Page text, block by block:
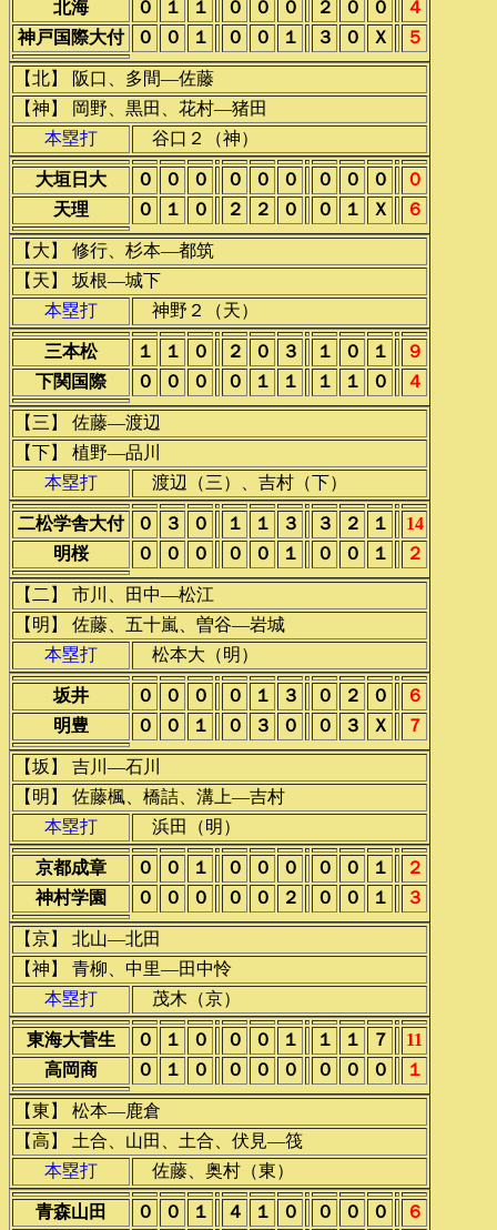
北海 ０ １ １ ０ ０ ０ ２ ０ ０
４
神戸国際大付
０ ０ １ ０ ０ １ ３ ０ Ｘ ５
【北】 阪口、多間―佐藤
【神】 岡野、黒田、花村―猪田
本塁打
谷口２（神）
大垣日大 ０ ０ ０ ０ ０ ０ ０ ０ ０
０
天理
０ １ ０ ２ ２ ０ ０ １ Ｘ ６
【大】 修行、杉本―都筑
【天】 坂根―城下
本塁打
神野２（天）
三本松 １ １ ０ ２ ０ ３ １ ０ １
９
下関国際
０ ０ ０ ０ １ １ １ １ ０ ４
【三】 佐藤―渡辺
【下】 植野―品川
本塁打
渡辺（三）、吉村（下）
二松学舎大付 ０ ３ ０ １ １ ３ ３ ２ １
14
明桜
０ ０ ０ ０ ０ １ ０ ０ １ ２
【二】 市川、田中―松江
【明】 佐藤、五十嵐、曽谷―岩城
本塁打
松本大（明）
坂井 ０ ０ ０ ０ １ ３ ０ ２ ０
６
明豊
０ ０ １ ０ ３ ０ ０ ３ Ｘ ７
【坂】 吉川―石川
【明】 佐藤楓、橋詰、溝上―吉村
本塁打
浜田（明）
京都成章 ０ ０ １ ０ ０ ０ ０ ０ １
２
神村学園
０ ０ ０ ０ ０ ２ ０ ０ １ ３
【京】 北山―北田
【神】 青柳、中里―田中怜
本塁打
茂木（京）
東海大菅生 ０ １ ０ ０ ０ １ １ １ ７
11
高岡商
０ １ ０ ０ ０ ０ ０ ０ ０ １
【東】 松本―鹿倉
【高】 土合、山田、土合、伏見―筏
本塁打
佐藤、奥村（東）
青森山田 ０ ０ １ ４ １ ０ ０ ０ ０
６